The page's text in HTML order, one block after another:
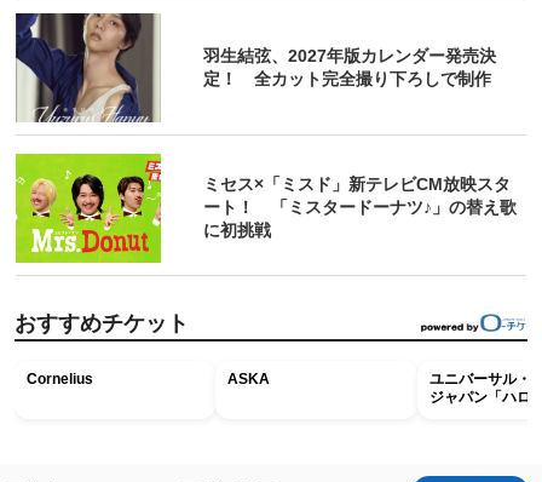
羽生結弦、2027年版カレンダー発売決
定！ 全カット完全撮り下ろしで制作
ミセス×「ミスド」新テレビCM放映スタ
ート！ 「ミスタードーナツ♪」の替え歌
に初挑戦
おすすめチケット
Cornelius ASKA
ユニバーサル・
ジャパン「ハロ